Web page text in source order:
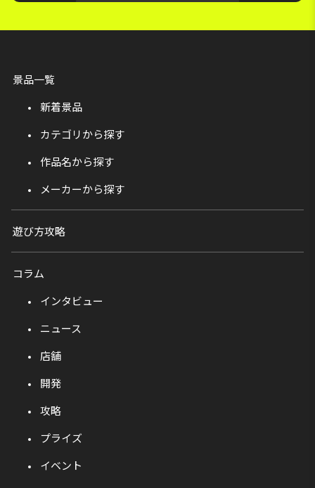
景品一覧
新着景品
カテゴリから探す
作品名から探す
メーカーから探す
遊び方攻略
コラム
インタビュー
ニュース
店舗
開発
攻略
プライズ
イベント